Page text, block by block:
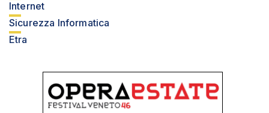
Internet
Sicurezza Informatica
Etra